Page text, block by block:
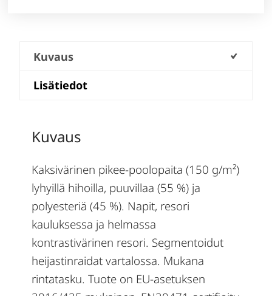
Kuvaus
Lisätiedot
Kuvaus
Kaksivärinen pikee-poolopaita (150 g/m²)
lyhyillä hihoilla, puuvillaa (55 %) ja
polyesteriä (45 %). Napit, resori
kauluksessa ja helmassa
kontrastivärinen resori. Segmentoidut
heijastinraidat vartalossa. Mukana
rintatasku. Tuote on EU-asetuksen